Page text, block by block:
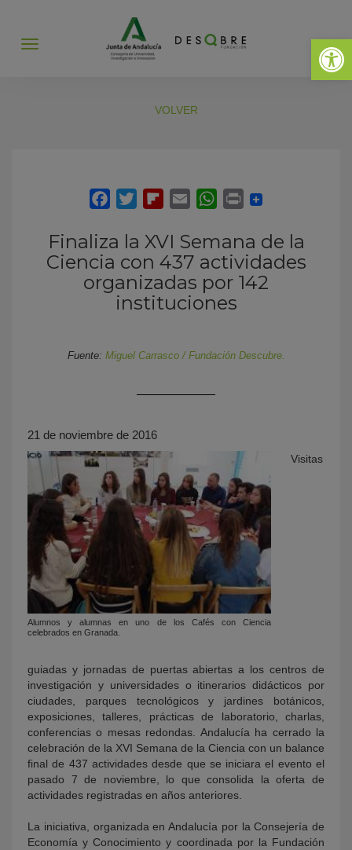
Abrir
Abrir
VOLVER
Finaliza la XVI Semana de la
Ciencia con 437 actividades
organizadas por 142
instituciones
Fuente: Miguel Carrasco / Fundación Descubre.
21 de noviembre de 2016
Alumnos y alumnas en uno de los Cafés con Ciencia
celebrados en Granada.
Visitas
guiadas y jornadas de puertas abiertas a los centros de
investigación y universidades o itinerarios didácticos por
ciudades, parques tecnológicos y jardines botánicos,
exposiciones, talleres, prácticas de laboratorio, charlas,
conferencias o mesas redondas. Andalucía ha cerrado la
celebración de la XVI Semana de la Ciencia con un balance
final de 437 actividades desde que se iniciara el evento el
pasado 7 de noviembre, lo que consolida la oferta de
actividades registradas en años anteriores.
La iniciativa, organizada en Andalucía por la Consejería de
Economía y Conocimiento y coordinada por la Fundación